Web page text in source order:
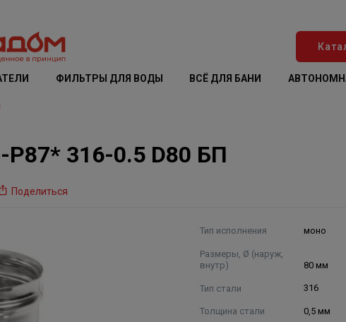
ФИЛЬТРЫ ДЛЯ ВОДЫ ВСЁ ДЛЯ БАНИ
316-0.5 D80 БП
Поделиться
Тип исполнения моно
Размеры, Ø (наруж,
внутр)
80 мм
Тип стали 316
Толщина стали 0,5 мм